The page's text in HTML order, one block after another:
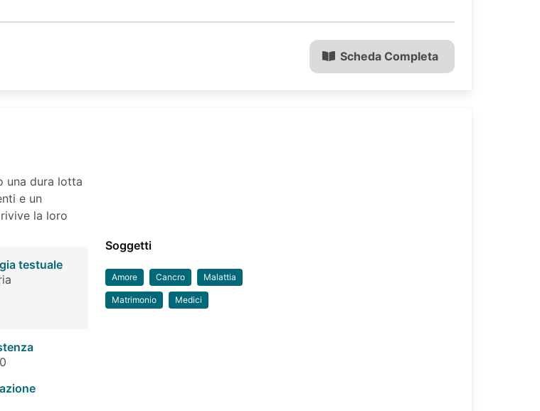
Scheda Completa
una dura lotta
e un
la loro
testuale
Soggetti
Amore Cancro Malattia
Matrimonio Medici